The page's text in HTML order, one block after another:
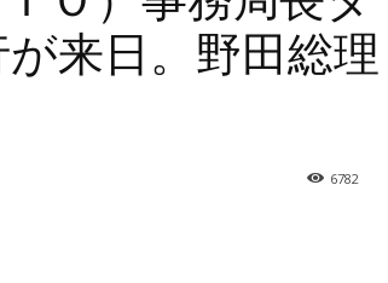
来日。野田総理
6782